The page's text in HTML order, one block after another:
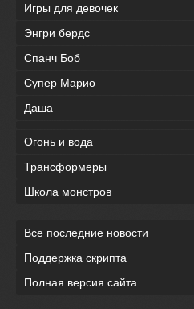
Игры для девочек
Энгри бердс
Спанч Боб
Супер Марио
Даша
Огонь и вода
Трансформеры
Школа монстров
Все последние новости
Поддержка скрипта
Полная версия сайта